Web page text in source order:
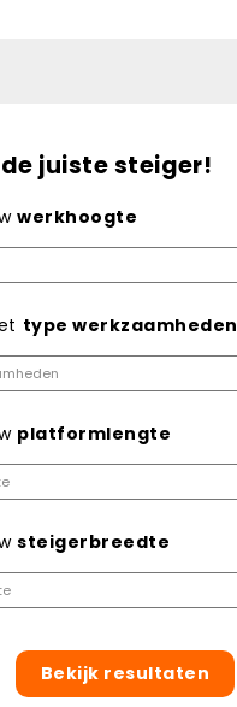
juiste steiger!
werkhoogte
type werkzaamheden
platformlengte
steigerbreedte
Bekijk resultaten